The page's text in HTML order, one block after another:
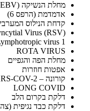
מחלת הנשיקה (CMV,EBV)
אדמדמת (הרפס 6)
קדחת הנילוס המערבי
Virus (RSV)
virus 1
ROTA VIRUS
מחלת הפה והגפיים
אפטות חוזרות
קורונה – SARS-COV-2
LONG COVID
דלקת בקרום הלב
דלקת כבד נגיפית